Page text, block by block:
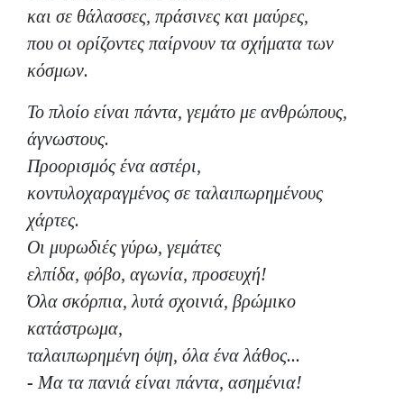
και σε θάλασσες, πράσινες και μαύρες,
που οι ορίζοντες παίρνουν τα σχήματα των
κόσμων.
Το πλοίο είναι πάντα, γεμάτο με ανθρώπους,
άγνωστους.
Προορισμός ένα αστέρι,
κοντυλοχαραγμένος σε ταλαιπωρημένους
χάρτες.
Οι μυρωδιές γύρω, γεμάτες
ελπίδα, φόβο, αγωνία, προσευχή!
Όλα σκόρπια, λυτά σχοινιά, βρώμικο
κατάστρωμα,
ταλαιπωρημένη όψη, όλα ένα λάθος...
- Μα τα πανιά είναι πάντα, ασημένια!